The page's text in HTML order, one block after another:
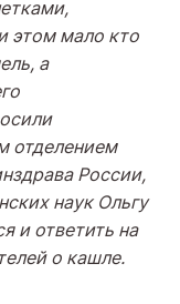
этом мало кто
а
отделением
России,
наук Ольгу
и ответить на
о кашле.